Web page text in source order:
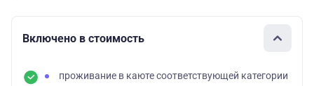
Включено в стоимость
проживание в каюте соответствующей категории